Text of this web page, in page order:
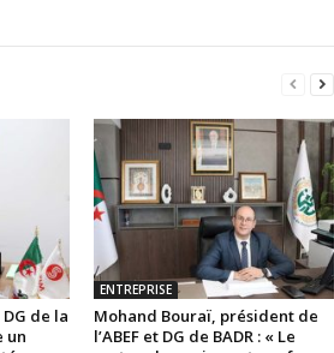
de la
un
ENTREPRISE
Mohand Bouraï, président de
l’ABEF et DG de BADR : « Le